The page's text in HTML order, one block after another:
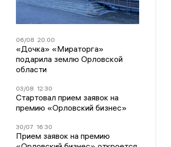
06/08 20:00
«Дочка» «Мираторга»
подарила землю Орловской
области
03/08 12:30
Стартовал прием заявок на
премию «Орловский бизнес»
30/07 16:30
Прием заявок на премию